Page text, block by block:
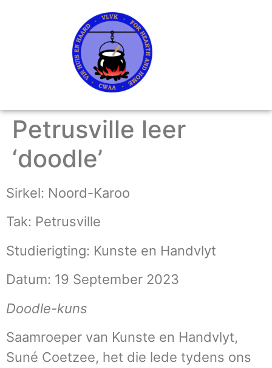
Petrusville leer
‘doodle’
Sirkel: Noord-Karoo
Tak: Petrusville
Studierigting: Kunste en Handvlyt
Datum: 19 September 2023
Doodle-kuns
Saamroeper van Kunste en Handvlyt,
Suné Coetzee, het die lede tydens ons